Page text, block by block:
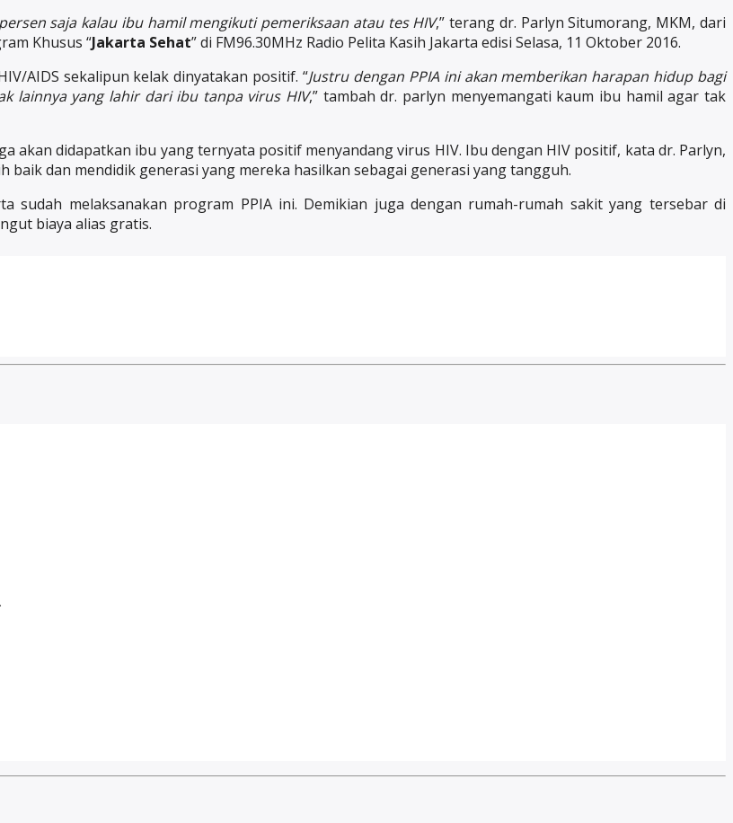
saja kalau ibu hamil mengikuti pemeriksaan atau tes HIV,” terang dr. Parlyn Situmorang, MKM, dari
Khusus “Jakarta Sehat” di FM96.30MHz Radio Pelita Kasih Jakarta edisi Selasa, 11 Oktober 2016.
AIDS sekalipun kelak dinyatakan positif. “Justru dengan PPIA ini akan memberikan harapan hidup bagi
lainnya yang lahir dari ibu tanpa virus HIV,” tambah dr. parlyn menyemangati kaum ibu hamil agar tak
akan didapatkan ibu yang ternyata positif menyandang virus HIV. Ibu dengan HIV positif, kata dr. Parlyn,
dan mendidik generasi yang mereka hasilkan sebagai generasi yang tangguh.
sudah melaksanakan program PPIA ini. Demikian juga dengan rumah-rumah sakit yang tersebar di
biaya alias gratis.